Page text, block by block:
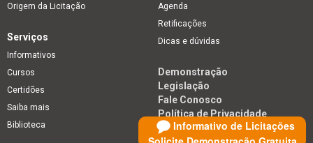
Informativo de Licitações
Origem da Licitação
Agenda
Retificações
Dicas e dúvidas
Serviços
Informativos
Cursos
Certidões
Saiba mais
Biblioteca
Demonstração
Legislação
Fale Conosco
Política de Privacidade